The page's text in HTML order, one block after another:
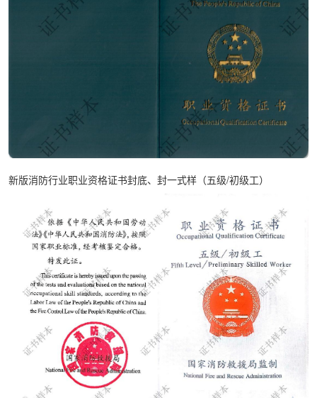
新版消防行业职业资格证书封底、封一式样（五级/初级工）